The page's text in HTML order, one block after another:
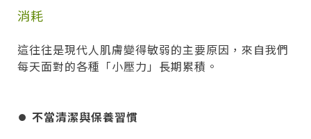
消耗
這往往是現代人肌膚變得敏弱的主要原因，來自我們
每天面對的各種「小壓力」長期累積。
⏺︎ 不當清潔與保養習慣